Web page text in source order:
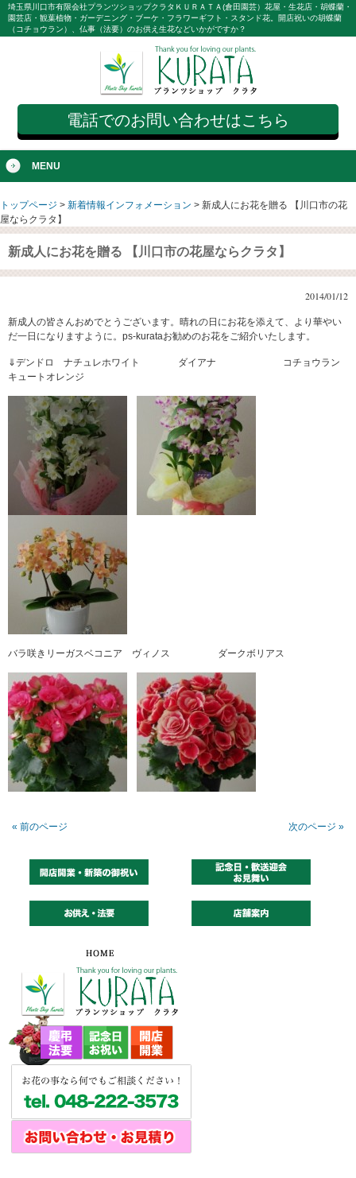
埼玉県川口市有限会社プランツショップクラタＫＵＲＡＴＡ(倉田園芸）花屋・生花店・胡蝶蘭・
園芸店・観葉植物・ガーデニング・ブーケ・フラワーギフト・スタンド花。開店祝いの胡蝶蘭
（コチョウラン）、仏事（法要）のお供え生花などいかがですか？
電話でのお問い合わせはこちら
MENU
トップページ > 新着情報インフォメーション > 新成人にお花を贈る 【川口市の花
屋ならクラタ】
新成人にお花を贈る 【川口市の花屋ならクラタ】
2014/01/12
新成人の皆さんおめでとうございます。晴れの日にお花を添えて、より華やい
だ一日になりますように。ps-kurataお勧めのお花をご紹介いたします。
⇓デンドロ ナチュレホワイト ダイアナ コチョウラン
キュートオレンジ
バラ咲きリーガスベコニア ヴィノス ダークボリアス
« 前のページ 次のページ »